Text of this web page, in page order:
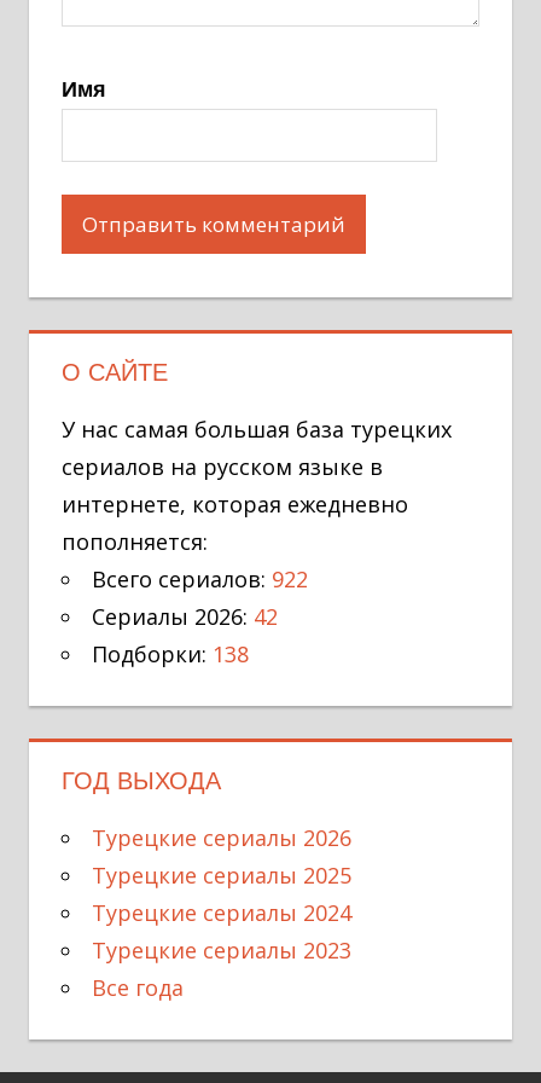
Имя
О САЙТЕ
У нас самая большая база турецких
сериалов на русском языке в
интернете, которая ежедневно
пополняется:
Всего сериалов: 922
Сериалы 2026: 42
Подборки: 138
ГОД ВЫХОДА
Турецкие сериалы 2026
Турецкие сериалы 2025
Турецкие сериалы 2024
Турецкие сериалы 2023
Все года